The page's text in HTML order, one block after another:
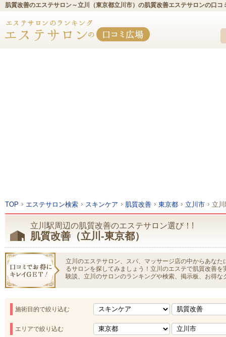
肌質改善のエステサロン～立川（東京都立川市）の肌質改善エステサロンの口コ
TOP エステサロン検索 スキンケア 肌質改善 東京都 立川市 立
立川駅周辺の肌質改善のエステサロン選び！!
肌質改善（立川-東京都）
立川のエステサロン、スパ、マッサージ店の中からあな
るサロンを探してみましょう！立川のエステで肌質改善
験談、立川のサロンのランキングや検索、掲示板、お得な
施術目的で絞り込む
エリアで絞り込む